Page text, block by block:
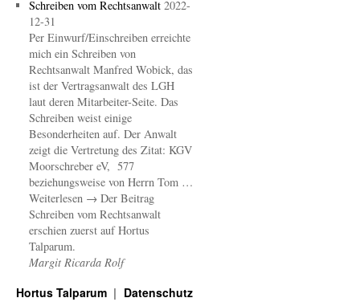
Schreiben vom Rechtsanwalt 2022-
12-31
Per Einwurf/Einschreiben erreichte
mich ein Schreiben von
Rechtsanwalt Manfred Wobick, das
ist der Vertragsanwalt des LGH
laut deren Mitarbeiter-Seite. Das
Schreiben weist einige
Besonderheiten auf. Der Anwalt
zeigt die Vertretung des Zitat: KGV
Moorschreber eV, 577
beziehungsweise von Herrn Tom …
Weiterlesen → Der Beitrag
Schreiben vom Rechtsanwalt
erschien zuerst auf Hortus
Talparum.
Margit Ricarda Rolf
Hortus Talparum Datenschutz